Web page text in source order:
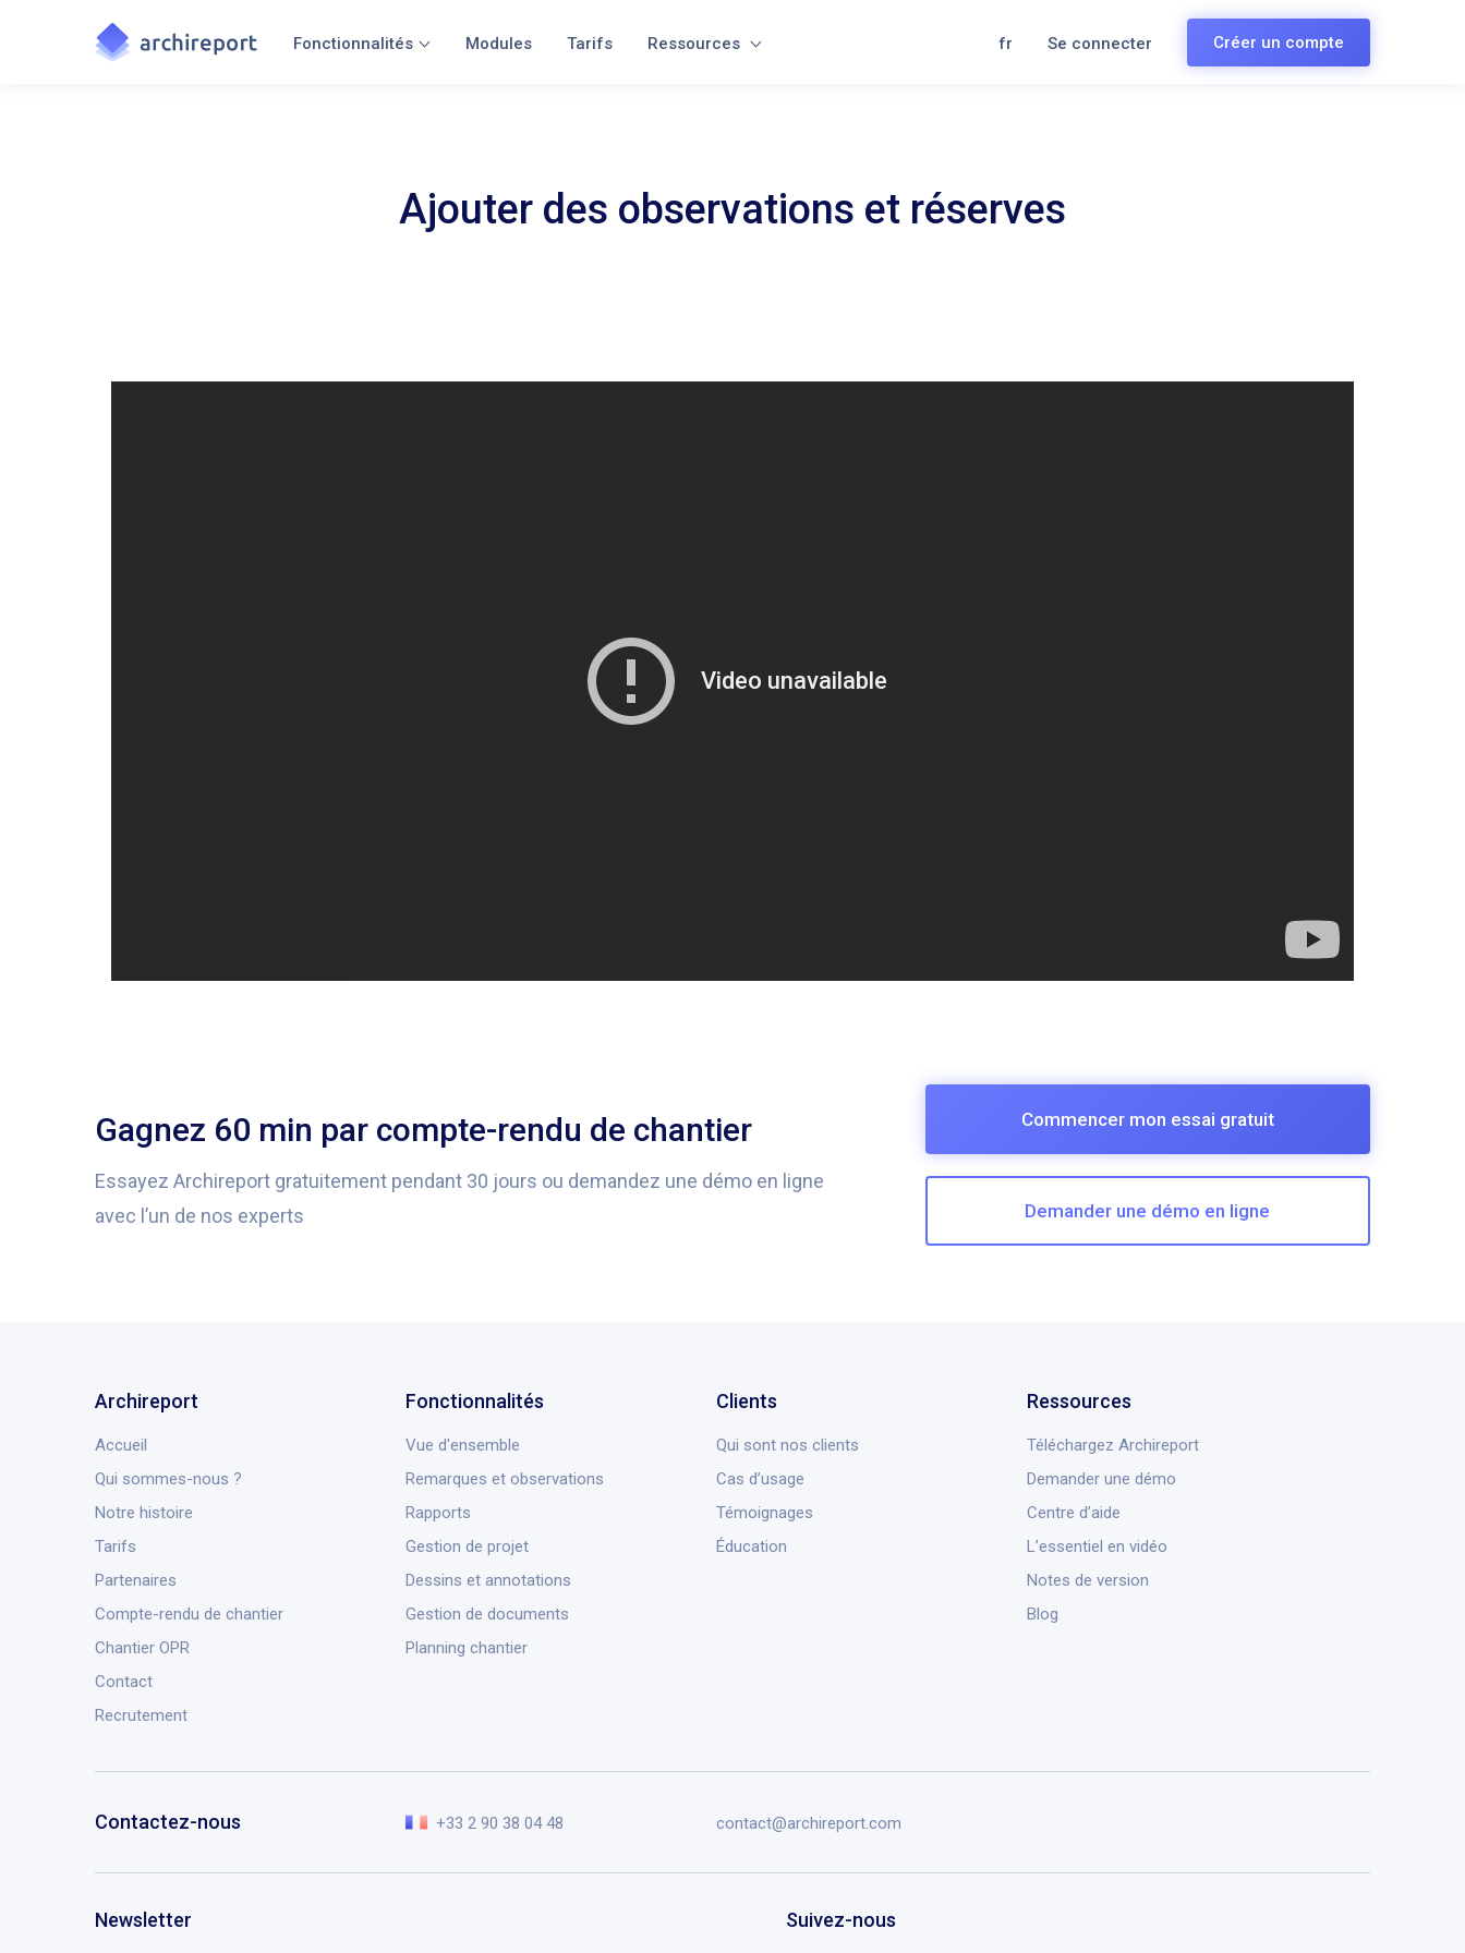
Fonctionnalités Modules Tarifs Ressources fr Se connecter Créer un compte
Ajouter des observations et réserves
Gagnez 60 min par compte-rendu de chantier
Essayez Archireport gratuitement pendant 30 jours ou demandez une démo en ligne
avec l’un de nos experts
Commencer mon essai gratuit
Demander une démo en ligne
Archireport
Accueil
Qui sommes-nous ?
Notre histoire
Tarifs
Partenaires
Compte-rendu de chantier
Chantier OPR
Contact
Recrutement
Fonctionnalités
Vue d'ensemble
Remarques et observations
Rapports
Gestion de projet
Dessins et annotations
Gestion de documents
Planning chantier
Clients
Qui sont nos clients
Cas d’usage
Témoignages
Éducation
Ressources
Téléchargez Archireport
Demander une démo
Centre d’aide
L’essentiel en vidéo
Notes de version
Blog
Contactez-nous +33 2 90 38 04 48 contact@archireport.com
Newsletter Suivez-nous